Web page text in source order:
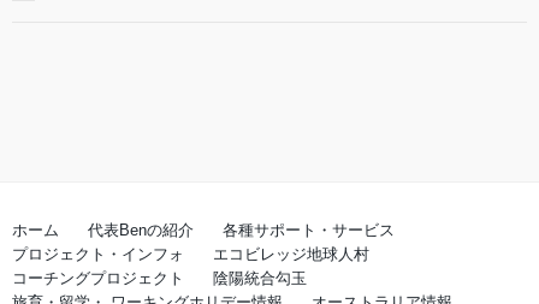
ホーム 代表Benの紹介
各種サポート・サービス
プロジェクト・インフォ
エコビレッジ地球人村
コーチングプロジェクト
陰陽統合勾玉